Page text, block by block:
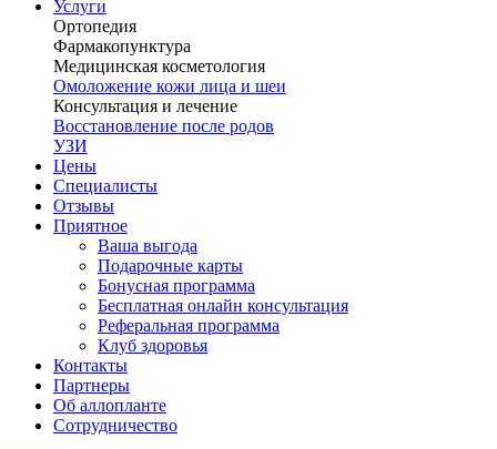
Услуги
Ортопедия
Фармакопунктура
Медицинская косметология
Омоложение кожи лица и шеи
Консультация и лечение
Восстановление после родов
УЗИ
Цены
Специалисты
Отзывы
Приятное
Ваша выгода
Подарочные карты
Бонусная программа
Бесплатная онлайн консультация
Реферальная программа
Клуб здоровья
Контакты
Партнеры
Об аллопланте
Сотрудничество